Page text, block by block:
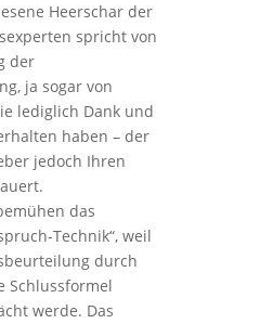
Heerschar der
spricht von
der
ja sogar von
lediglich Dank und
haben – der
jedoch Ihren
das
Technik“, weil
durch
Schlussformel
werde. Das